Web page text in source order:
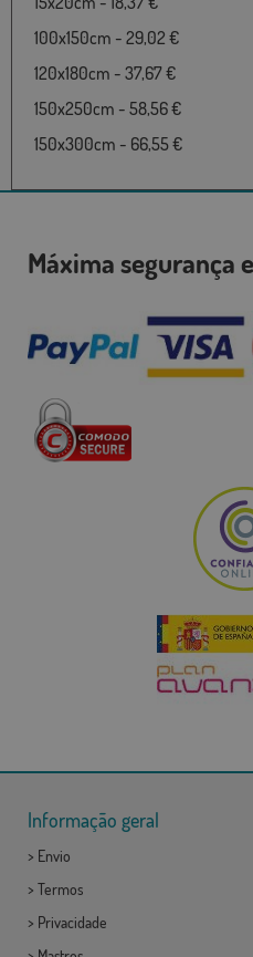
100x150cm - 29,02 €
120x180cm - 37,67 €
150x250cm - 58,56 €
150x300cm - 66,55 €
Máxima segurança
Informação geral
> Envio
> Termos
> Privacidade